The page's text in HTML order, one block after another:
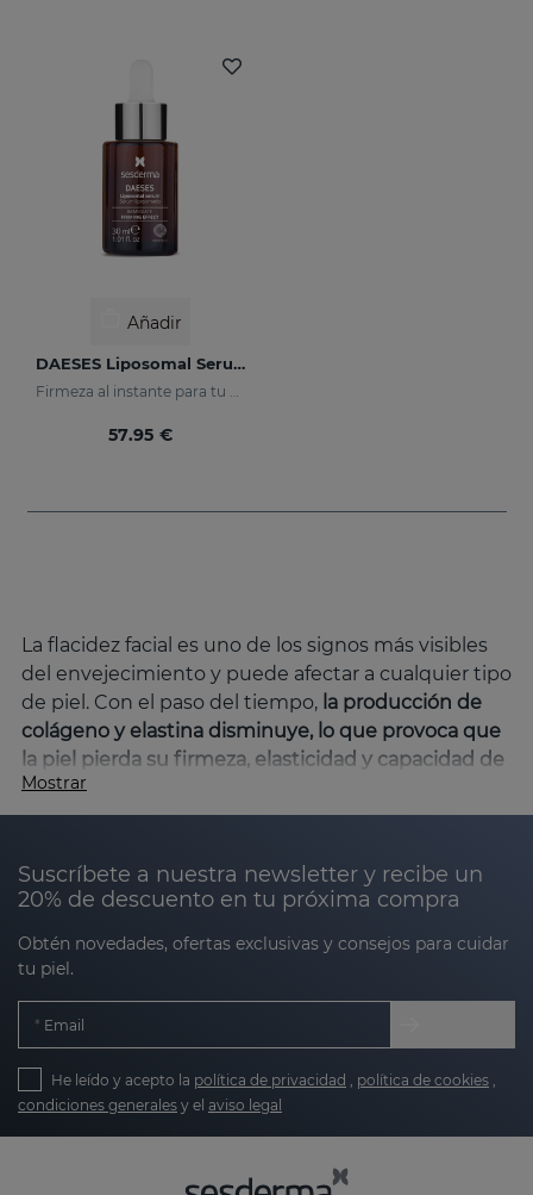
Añadir
DAESES Liposomal Serum
Firmeza al instante para tu piel
57.95 €
La flacidez facial es uno de los signos más visibles
del envejecimiento y puede afectar a cualquier tipo
de piel. Con el paso del tiempo, la producción de
colágeno y elastina disminuye, lo que provoca que
la piel pierda su firmeza, elasticidad y capacidad de
regeneración.
amplia gama de productos específicos que ayudan
piel, proporcionando resultados visibles y
duraderos.
¿Qué causa la flacidez facial?
envejecimiento, pero también puede verse
aceleradapor factores como la exposición excesiva
al sol, el tabaco, el estrés oxidativo, factores
genéticos y hábitos alimenticios poco saludables,
entre otros. La flacidez facial suele manifestarse
la piel es más fina,principalmente en áreas como el
Mostrar
Suscríbete a nuestra newsletter y recibe un
20% de descuento en tu próxima compra
Obtén novedades, ofertas exclusivas y consejos para cuidar
tu piel.
Email
He leído y acepto la política de privacidad , política de cookies ,
condiciones generales y el aviso legal